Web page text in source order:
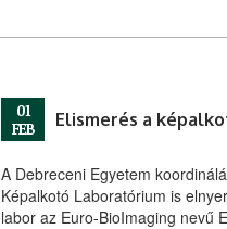
01
FEB
Elismerés a
A Debreceni Egyetem
Képalkotó Laboratórium is
labor az Euro-BioImaging nevű